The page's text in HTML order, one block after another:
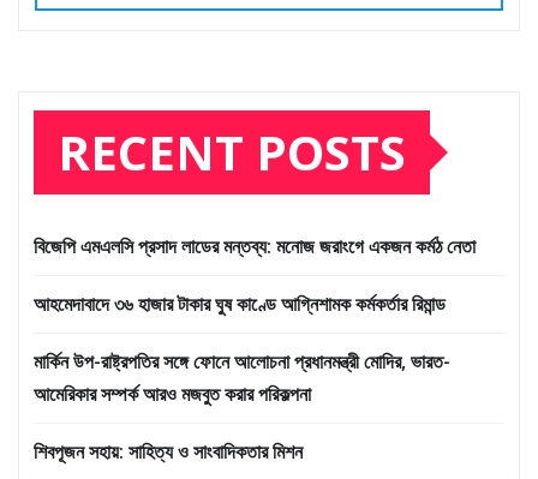
RECENT POSTS
বিজেপি এমএলসি প্রসাদ লাডের মন্তব্য: মনোজ জরাংগে একজন কর্মঠ নেতা
আহমেদাবাদে ৩৬ হাজার টাকার ঘুষ কাণ্ডে আগ্নিশামক কর্মকর্তার রিমান্ড
মার্কিন উপ-রাষ্ট্রপতির সঙ্গে ফোনে আলোচনা প্রধানমন্ত্রী মোদির, ভারত-
আমেরিকার সম্পর্ক আরও মজবুত করার পরিকল্পনা
শিবপূজন সহায়: সাহিত্য ও সাংবাদিকতার মিশন